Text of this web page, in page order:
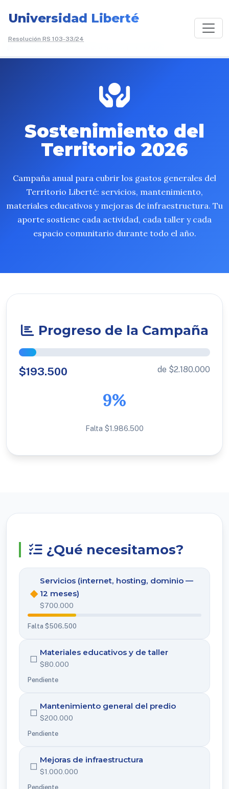
Universidad Liberté
Resolución RS 103-33/24
Sostenimiento del
Territorio 2026
Campaña anual para cubrir los gastos generales del
Territorio Liberté: servicios, mantenimiento,
materiales educativos y mejoras de infraestructura. Tu
aporte sostiene cada actividad, cada taller y cada
espacio comunitario durante todo el año.
Progreso de la Campaña
$193.500 de $2.180.000
9%
Falta $1.986.500
¿Qué necesitamos?
◆
Servicios (internet, hosting, dominio —
12 meses)
$700.000
Falta $506.500
◻ Materiales educativos y de taller
$80.000
Pendiente
◻ Mantenimiento general del predio
$200.000
Pendiente
◻ Mejoras de infraestructura
$1.000.000
Pendiente